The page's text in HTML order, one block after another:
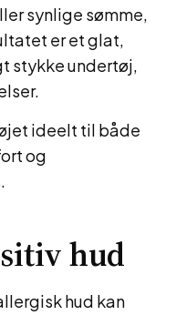
synlige sømme,
er et glat,
stykke undertøj,
ideelt til både
og
hud
hud kan